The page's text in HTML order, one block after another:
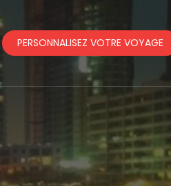
PERSONNALISEZ VOTRE VOYAGE